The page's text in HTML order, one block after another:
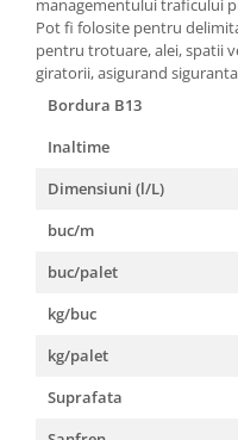
managementului traficului
Pot fi folosite pentru
pentru trotuare, alei, spatii
giratorii, asigurand
Bordura B13
Inaltime
Dimensiuni (l/L)
buc/m
buc/palet
kg/buc
kg/palet
Suprafata